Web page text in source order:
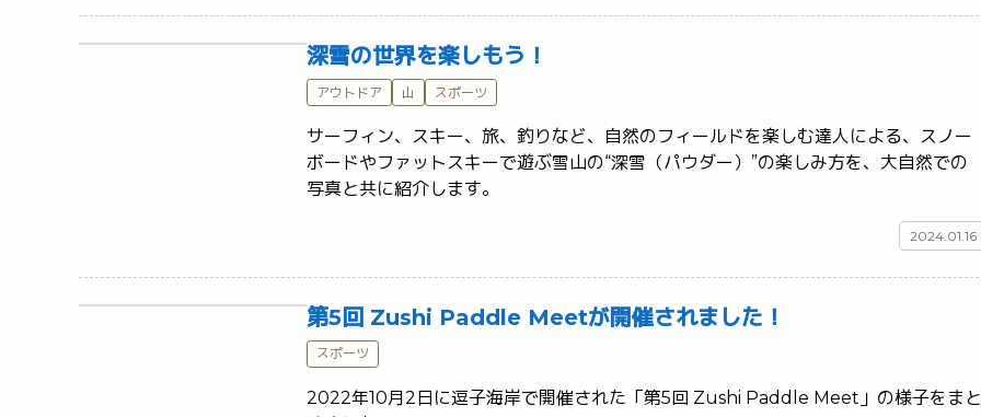
深雪の世界を楽しもう！
アウトドア 山 スポーツ
サーフィン、スキー、旅、釣りなど、自然のフィールドを楽しむ達人による、スノー
ボードやファットスキーで遊ぶ雪山の“深雪（パウダー）”の楽しみ方を、大自然での
2024.01.16
第5回 Zushi Paddle Meetが開催されました！
スポーツ
2022年10月2日に逗子海岸で開催された「第5回 Zushi Paddle Meet」の様子をまと